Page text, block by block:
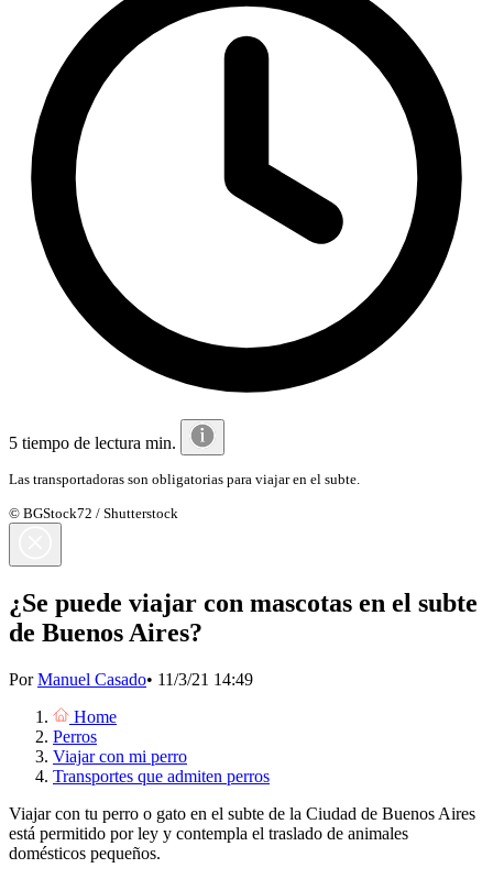
5 tiempo de lectura min.
Las transportadoras son obligatorias para viajar en el subte.
© BGStock72 / Shutterstock
¿Se puede viajar con mascotas en el subte
de Buenos Aires?
PorManuel Casado• 11/3/21 14:49
Home
Perros
Viajar con mi perro
Transportes que admiten perros
Viajar con tu perro o gato en el subte de la Ciudad de Buenos Aires
está permitido por ley y contempla el traslado de animales
domésticos pequeños.